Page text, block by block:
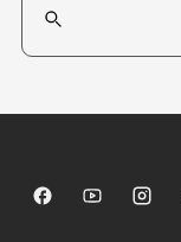
Sparkasse auf
Sparkasse